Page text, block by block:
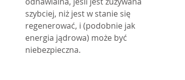
szybciej, niż jest w stanie się
regenerować, i (podobnie jak
energia jądrowa) może być
niebezpieczna.